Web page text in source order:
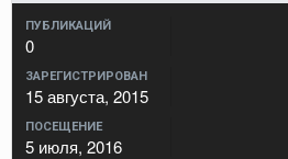
ПУБЛИКАЦИЙ
0
ЗАРЕГИСТРИРОВАН
15 августа, 2015
ПОСЕЩЕНИЕ
5 июля, 2016